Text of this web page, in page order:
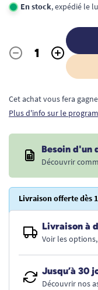
En stock, expédié le
Quantité
- +
Cet achat vous fera
Plus d'info sur le
Besoin d'un
Découvrir
Livraison offerte dès
Livraison à
Voir les
Jusqu’à 30
Découvrir nos